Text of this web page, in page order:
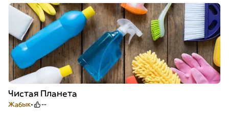
Чистая Планета
Жабык --